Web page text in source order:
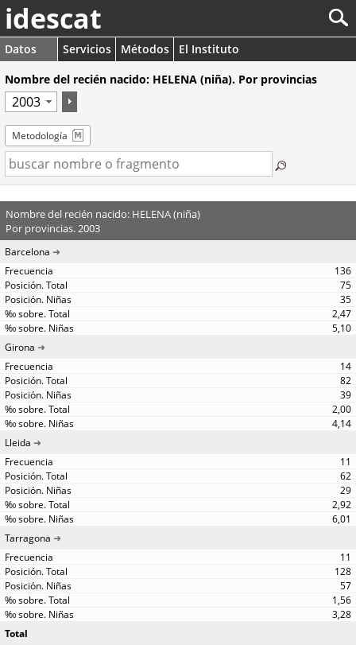
idescat
Datos Servicios Métodos
El Instituto
Nombre del recién nacido: HELENA (niña). Por provincias
Metodología
Nombre del recién nacido: HELENA (niña)
Por provincias. 2003
Barcelona
136
75
35
2,47
5,10
Girona
14
82
39
2,00
4,14
Lleida
11
62
29
2,92
6,01
Tarragona
11
128
57
1,56
3,28
Total